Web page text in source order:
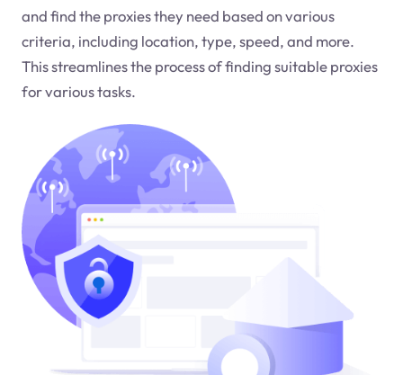
and find the proxies they need based on various
criteria, including location, type, speed, and more.
This streamlines the process of finding suitable proxies
for various tasks.